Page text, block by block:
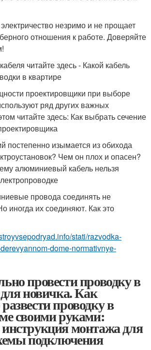
незримо и не прощает
отношения к работе. Доверяйте
читайте здесь - Какой кабель
в квартире
проектировщики при выборе
ряд других важных
читайте здесь: Как выбрать сечение
постепенно изымается из обихода
Чем он плох и опасен?
алюминиевый кабель нельзя
провода соединять не
иногда их соединяют. Как это
stati/razvodka-
dome-normativnye-
провести проводку в
новичка. Как
проводку в
своими руками:
монтажа для
подключения